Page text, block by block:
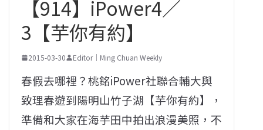
【914】iPower4／
3【芋你有約】
2015-03-30 Editor｜Ming Chuan Weekly
春假去哪裡？桃銘iPower社聯合輔大與
致理春遊到陽明山竹子湖【芋你有約】，
準備和大家在海芋田中拍出浪漫美照，不